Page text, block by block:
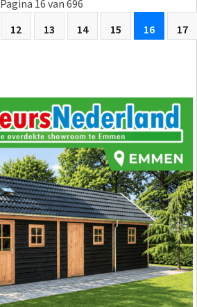
Pagina 16 van 696
12 13 14 15 16 17